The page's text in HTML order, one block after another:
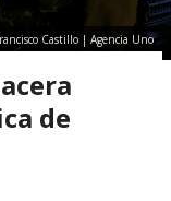
Castillo | Agencia Uno
de